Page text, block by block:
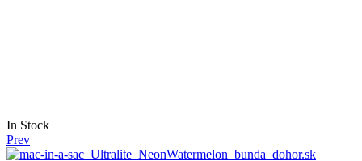
Availability:
In Stock
Prev